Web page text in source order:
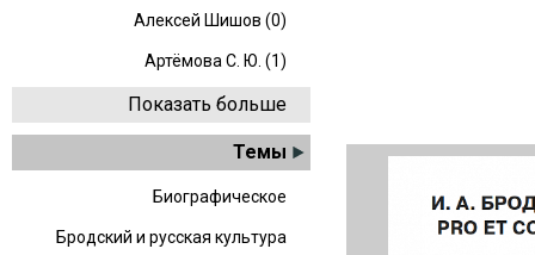
Алексей Шишов (0)
Артёмова С. Ю. (1)
Показать больше
Темы
Биографическое
Бродский и русская культура